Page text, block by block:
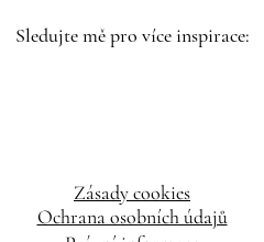
Sledujte mě pro více inspirace:
Zásady cookies
Ochrana osobních údajů